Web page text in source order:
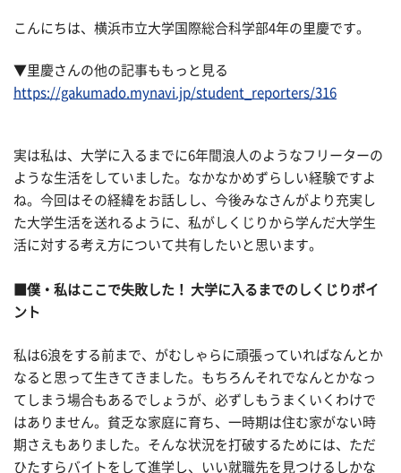
こんにちは、横浜市立大学国際総合科学部4年の里慶です。
▼里慶さんの他の記事ももっと見る
https://gakumado.mynavi.jp/student_reporters/316
実は私は、大学に入るまでに6年間浪人のようなフリーターの
ような生活をしていました。なかなかめずらしい経験ですよ
ね。今回はその経緯をお話しし、今後みなさんがより充実し
た大学生活を送れるように、私がしくじりから学んだ大学生
活に対する考え方について共有したいと思います。
■僕・私はここで失敗した！ 大学に入るまでのしくじりポイ
ント
私は6浪をする前まで、がむしゃらに頑張っていればなんとか
なると思って生きてきました。もちろんそれでなんとかなっ
てしまう場合もあるでしょうが、必ずしもうまくいくわけで
はありません。貧乏な家庭に育ち、一時期は住む家がない時
期さえもありました。そんな状況を打破するためには、ただ
ひたすらバイトをして進学し、いい就職先を見つけるしかな